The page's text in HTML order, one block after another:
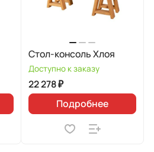
Стол-консоль Хлоя
Доступно к заказу
22 278 ₽
Подробнее